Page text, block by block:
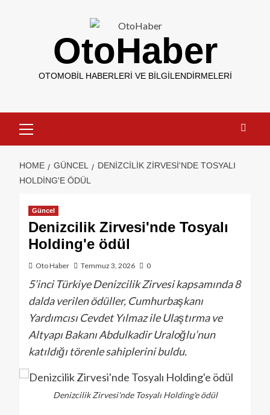
OtoHaber
OTOMOBIL HABERLERI VE BILGILENDIRMELERI
HOME GÜNCEL
DENIZCILIK ZIRVESI'NDE TOSYALI
HOLDING'E ÖDÜL
Güncel
Denizcilik Zirvesi'nde Tosyalı
Holding'e ödül
Oto Haber Temmuz 3, 2026 0
5’inci Türkiye Denizcilik Zirvesi kapsamında 8
dalda verilen ödüller, Cumhurbaşkanı
Yardımcısı Cevdet Yılmaz ile Ulaştırma ve
Altyapı Bakanı Abdulkadir Uraloğlu’nun
katıldığı törenle sahiplerini buldu.
Denizcilik Zirvesi'nde Tosyalı Holding'e ödül